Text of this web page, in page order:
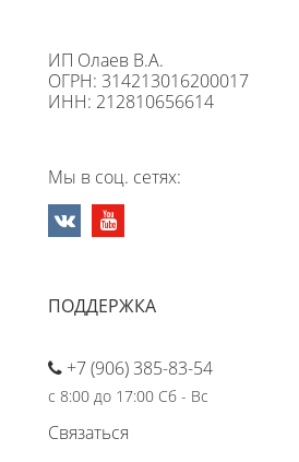
ИП Олаев В.А.
ОГРН: 314213016200017
ИНН: 212810656614
Мы в соц. сетях:
ПОДДЕРЖКА
+7 (906) 385-83-54
с 8:00 до 17:00 Сб - Вс
Связаться